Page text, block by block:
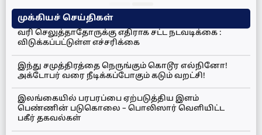
முக்கியச் செய்திகள்
வரி செலுத்தாதோருக்கு எதிராக சட்ட நடவடிக்கை :
விடுக்கப்பட்டுள்ள எச்சரிக்கை
இந்து சமுத்திரத்தை நெருங்கும் கொடூர எல்நினோ!
அக்டோபர் வரை நீடிக்கப்போகும் கடும் வறட்சி!
இலங்கையில் பரபரப்பை ஏற்படுத்திய இளம்
பெண்ணின் படுகொலை – பொலிஸார் வெளியிட்ட
பகீர் தகவல்கள்